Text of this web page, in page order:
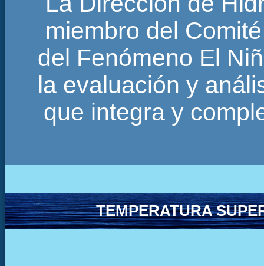
miembro del
del Fenómeno El
la evaluación y
que integra y
TEMPERATURA